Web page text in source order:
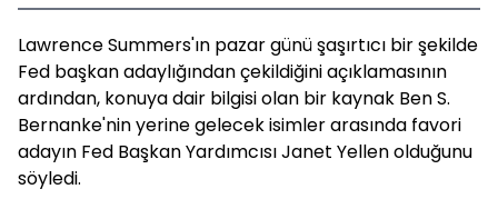
Lawrence Summers'ın pazar günü şaşırtıcı bir şekilde
Fed başkan adaylığından çekildiğini açıklamasının
ardından, konuya dair bilgisi olan bir kaynak Ben S.
Bernanke'nin yerine gelecek isimler arasında favori
adayın Fed Başkan Yardımcısı Janet Yellen olduğunu
söyledi.